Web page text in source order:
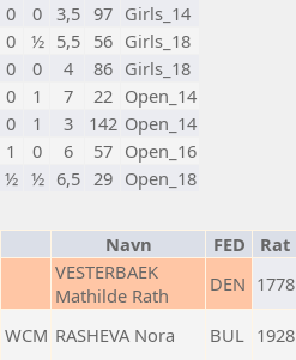
0 0 3,5 97 Girls_14
0 ½ 5,5 56 Girls_18
0 0 4 86 Girls_18
0 1 7 22 Open_14
0 1 3 142 Open_14
1 0 6 57 Open_16
½ ½ 6,5 29 Open_18
Navn FED Rat
VESTERBAEK
Mathilde Rath
DEN 1778
WCM RASHEVA Nora BUL 1928